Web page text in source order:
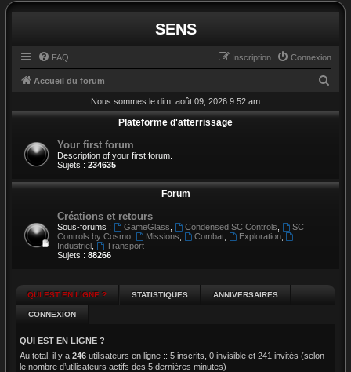
SENS
FAQ Connexion
Inscription
Accueil du forum
c
Nous sommes le dim. août 09, 2026 9:52 am
Plateforme d'atterrissage
Your first forum
Description of your first forum.
Sujets : 234635
Forum
Créations et retours
Sous-forums : GameGlass Condensed SC Controls
SC
Controls by Cosmo
Missions Combat, Exploration,
Industriel
Transport
Sujets : 88266
QUI EST EN LIGNE ? STATISTIQUES ANNIVERSAIRES
CONNEXION
QUI EST EN LIGNE ?
Au total, il y a 246 utilisateurs en ligne :: 5 inscrits, 0 invisible et 241 invités (selon
le nombre d’utilisateurs actifs des 5 dernières minutes)